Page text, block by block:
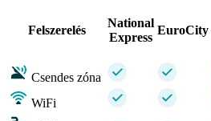
Felszerelés
National
Express
EuroCity
Csendes zóna
WiFi